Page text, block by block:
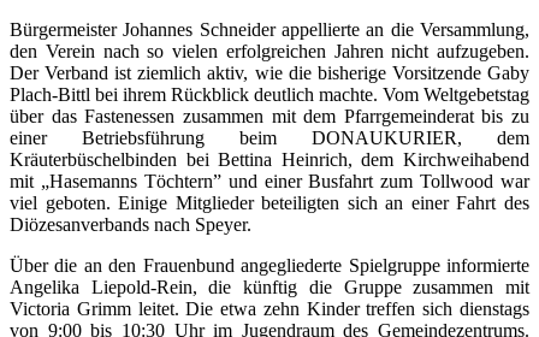
Bürgermeister Johannes Schneider appellierte an die Versammlung,
den Verein nach so vielen erfolgreichen Jahren nicht aufzugeben.
Der Verband ist ziemlich aktiv, wie die bisherige Vorsitzende Gaby
Plach-Bittl bei ihrem Rückblick deutlich machte. Vom Weltgebetstag
über das Fastenessen zusammen mit dem Pfarrgemeinderat bis zu
einer Betriebsführung beim DONAUKURIER, dem
Kräuterbüschelbinden bei Bettina Heinrich, dem Kirchweihabend
mit „Hasemanns Töchtern” und einer Busfahrt zum Tollwood war
viel geboten. Einige Mitglieder beteiligten sich an einer Fahrt des
Diözesanverbands nach Speyer.
Über die an den Frauenbund angegliederte Spielgruppe informierte
Angelika Liepold-Rein, die künftig die Gruppe zusammen mit
Victoria Grimm leitet. Die etwa zehn Kinder treffen sich dienstags
von 9:00 bis 10:30 Uhr im Jugendraum des Gemeindezentrums.